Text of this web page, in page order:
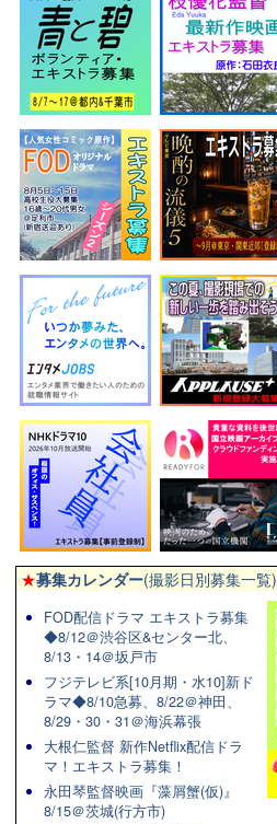
★募集カレンダー(撮影日別募集一覧)
FOD配信ドラマ エキストラ募集
◆8/12＠渋谷区&センター北、
8/13・14＠坂戸市
フジテレビ系[10月期・水10]新ド
ラマ◆8/10急募、8/22＠神田、
8/29・30・31＠海浜幕張
大根仁監督 新作Netflix配信ドラ
マ！エキストラ募集！
永田琴監督映画『藻屑蟹(仮)』
8/15＠茨城(行方市)